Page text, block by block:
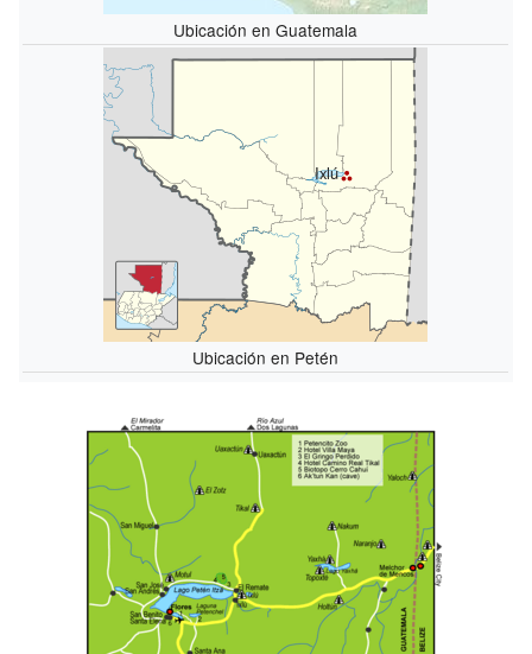
Ubicación en Guatemala
Ixlú
Ubicación en Petén